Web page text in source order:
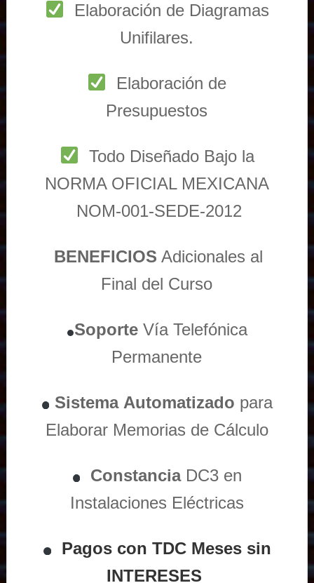
Elaboración de Diagramas
Unifilares.
Elaboración de
Presupuestos
Todo Diseñado Bajo la
NORMA OFICIAL MEXICANA
NOM-001-SEDE-2012
BENEFICIOS Adicionales al
Final del Curso
Soporte Vía Telefónica
Permanente
Sistema Automatizado para
Elaborar Memorias de Cálculo
ConstanciaDC3 en
Instalaciones Eléctricas
Pagos con TDC Meses sin
INTERESES